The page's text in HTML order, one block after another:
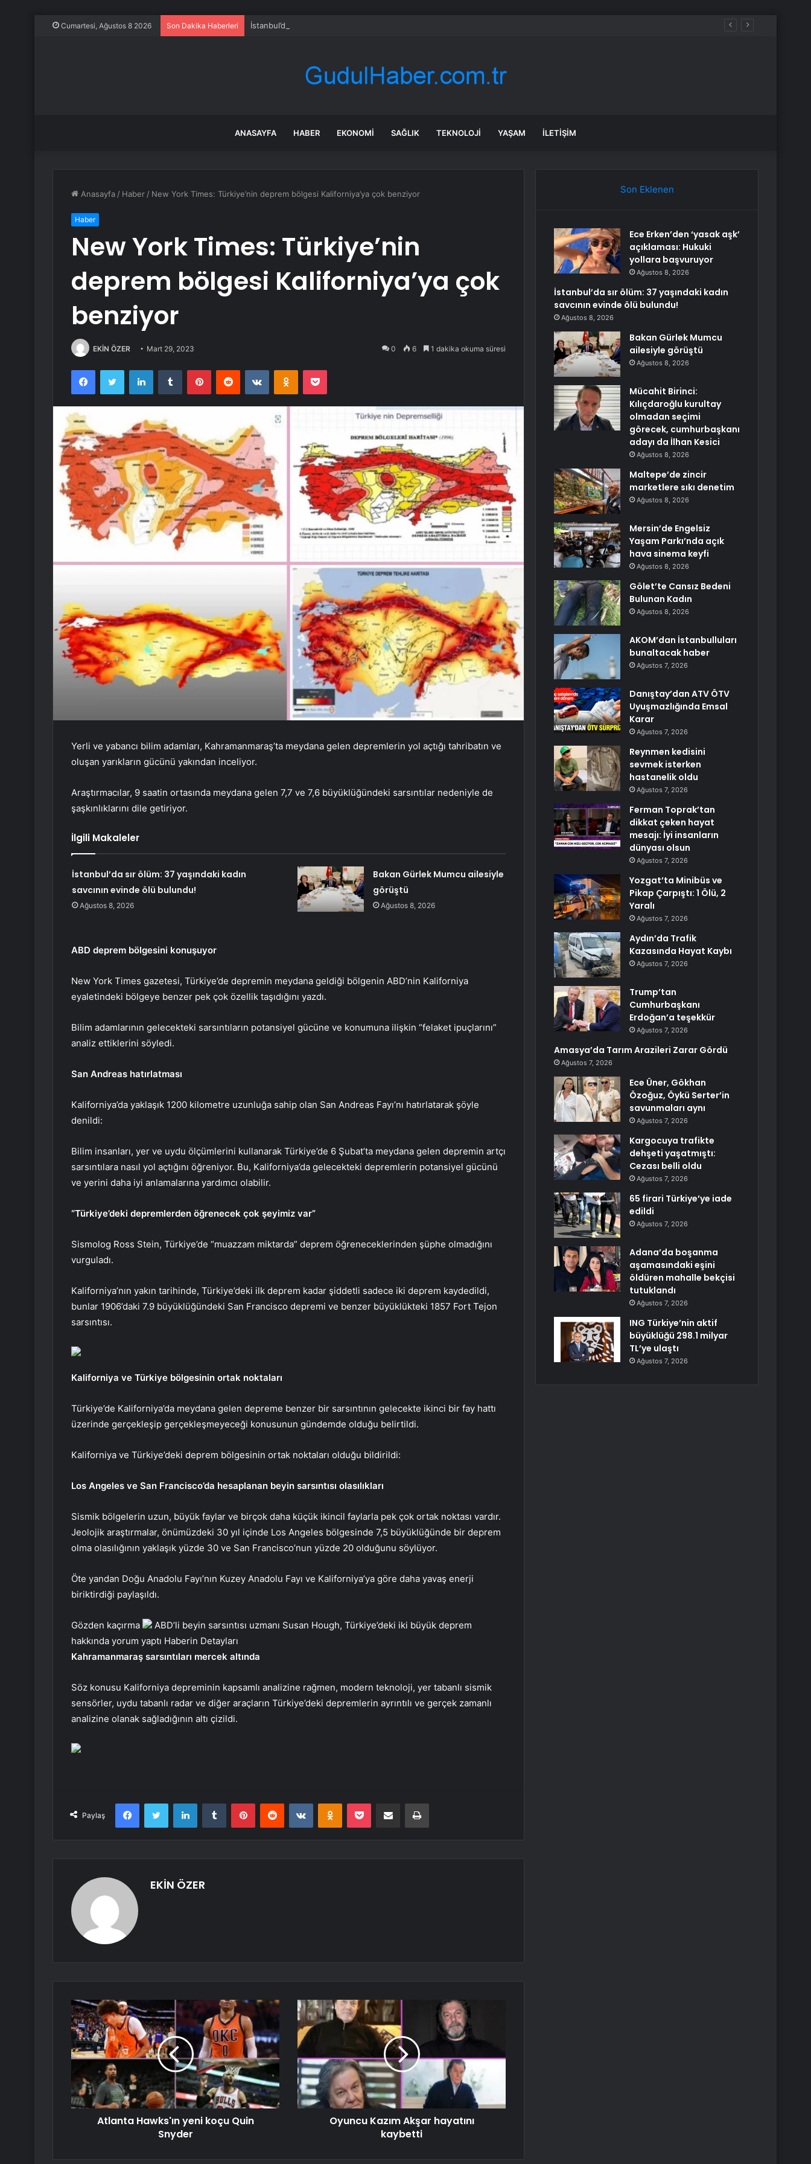
Cumartesi, Ağustos 8 2026 Son Dakika Haberleri İstanbul’da sır ölüm: 37 yaşındaki kadın savcının evinde ölü bulundu!
ANASAYFA HABER EKONOMI SAĞLIK TEKNOLOJI YAŞAM İLETIŞIM
Anasayfa / Haber / New York Times: Türkiye’nin deprem bölgesi Kaliforniya’ya çok benziyor
Haber
New York Times: Türkiye’nin
deprem bölgesi Kaliforniya’ya çok
benziyor
EKİN ÖZER Mart 29, 2023 0 6 1 dakika okuma süresi
FacebookTwitter LinkedInTumblr PinterestReddit VKontakteOdnoklassniki
Pocket
Yerli ve yabancı bilim adamları, Kahramanmaraş’ta meydana gelen depremlerin yol açtığı tahribatın ve
oluşan yarıkların gücünü yakından inceliyor.
Araştırmacılar, 9 saatin ortasında meydana gelen 7,7 ve 7,6 büyüklüğündeki sarsıntılar nedeniyle de
şaşkınlıklarını dile getiriyor.
İlgili Makaleler
İstanbul’da sır ölüm: 37 yaşındaki kadın
savcının evinde ölü bulundu!
Ağustos 8, 2026
Bakan Gürlek Mumcu ailesiyle
görüştü
Ağustos 8, 2026
ABD deprem bölgesini konuşuyor
New York Times gazetesi, Türkiye’de depremin meydana geldiği bölgenin ABD’nin Kaliforniya
eyaletindeki bölgeye benzer pek çok özellik taşıdığını yazdı.
Bilim adamlarının gelecekteki sarsıntıların potansiyel gücüne ve konumuna ilişkin “felaket ipuçlarını”
analiz ettiklerini söyledi.
San Andreas hatırlatması
Kaliforniya’da yaklaşık 1200 kilometre uzunluğa sahip olan San Andreas Fayı’nı hatırlatarak şöyle
denildi:
Bilim insanları, yer ve uydu ölçümlerini kullanarak Türkiye’de 6 Şubat’ta meydana gelen depremin artçı
sarsıntılara nasıl yol açtığını öğreniyor. Bu, Kaliforniya’da gelecekteki depremlerin potansiyel gücünü
ve yerini daha iyi anlamalarına yardımcı olabilir.
“Türkiye’deki depremlerden öğrenecek çok şeyimiz var”
Sismolog Ross Stein, Türkiye’de “muazzam miktarda” deprem öğreneceklerinden şüphe olmadığını
vurguladı.
Kaliforniya’nın yakın tarihinde, Türkiye’deki ilk deprem kadar şiddetli sadece iki deprem kaydedildi,
bunlar 1906’daki 7.9 büyüklüğündeki San Francisco depremi ve benzer büyüklükteki 1857 Fort Tejon
sarsıntısı.
Kaliforniya ve Türkiye bölgesinin ortak noktaları
Türkiye’de Kaliforniya’da meydana gelen depreme benzer bir sarsıntının gelecekte ikinci bir fay hattı
üzerinde gerçekleşip gerçekleşmeyeceği konusunun gündemde olduğu belirtildi.
Kaliforniya ve Türkiye’deki deprem bölgesinin ortak noktaları olduğu bildirildi:
Los Angeles ve San Francisco’da hesaplanan beyin sarsıntısı olasılıkları
Sismik bölgelerin uzun, büyük faylar ve birçok daha küçük ikincil faylarla pek çok ortak noktası vardır.
Jeolojik araştırmalar, önümüzdeki 30 yıl içinde Los Angeles bölgesinde 7,5 büyüklüğünde bir deprem
olma olasılığının yaklaşık yüzde 30 ve San Francisco’nun yüzde 20 olduğunu söylüyor.
Öte yandan Doğu Anadolu Fayı’nın Kuzey Anadolu Fayı ve Kaliforniya’ya göre daha yavaş enerji
biriktirdiği paylaşıldı.
Gözden kaçırma
ABD’li beyin sarsıntısı uzmanı Susan Hough, Türkiye’deki iki büyük deprem
hakkında yorum yaptı Haberin Detayları
Kahramanmaraş sarsıntıları mercek altında
Söz konusu Kaliforniya depreminin kapsamlı analizine rağmen, modern teknoloji, yer tabanlı sismik
sensörler, uydu tabanlı radar ve diğer araçların Türkiye’deki depremlerin ayrıntılı ve gerçek zamanlı
analizine olanak sağladığının altı çizildi.
Paylaş
FacebookTwitter LinkedInTumblr PinterestReddit VKontakteOdnoklassniki
Pocket E-Posta ile paylaş Yazdır
EKİN ÖZER
Atlanta Hawks'ın yeni koçu Quin
Snyder
Oyuncu Kazım Akşar hayatını
kaybetti
Son Eklenen
Ece Erken’den ‘yasak aşk’
açıklaması: Hukuki
yollara başvuruyor
Ağustos 8, 2026
İstanbul’da sır ölüm: 37 yaşındaki kadın
savcının evinde ölü bulundu!
Ağustos 8, 2026
Bakan Gürlek Mumcu
ailesiyle görüştü
Ağustos 8, 2026
Mücahit Birinci:
Kılıçdaroğlu kurultay
olmadan seçimi
görecek, cumhurbaşkanı
adayı da İlhan Kesici
Ağustos 8, 2026
Maltepe’de zincir
marketlere sıkı denetim
Ağustos 8, 2026
Mersin’de Engelsiz
Yaşam Parkı’nda açık
hava sinema keyfi
Ağustos 8, 2026
Gölet’te Cansız Bedeni
Bulunan Kadın
Ağustos 8, 2026
AKOM’dan İstanbulluları
bunaltacak haber
Ağustos 7, 2026
Danıştay’dan ATV ÖTV
Uyuşmazlığında Emsal
Karar
Ağustos 7, 2026
Reynmen kedisini
sevmek isterken
hastanelik oldu
Ağustos 7, 2026
Ferman Toprak’tan
dikkat çeken hayat
mesajı: İyi insanların
dünyası olsun
Ağustos 7, 2026
Yozgat’ta Minibüs ve
Pikap Çarpıştı: 1 Ölü, 2
Yaralı
Ağustos 7, 2026
Aydın’da Trafik
Kazasında Hayat Kaybı
Ağustos 7, 2026
Trump’tan
Cumhurbaşkanı
Erdoğan’a teşekkür
Ağustos 7, 2026
Amasya’da Tarım Arazileri Zarar Gördü
Ağustos 7, 2026
Ece Üner, Gökhan
Özoğuz, Öykü Serter’in
savunmaları aynı
Ağustos 7, 2026
Kargocuya trafikte
dehşeti yaşatmıştı:
Cezası belli oldu
Ağustos 7, 2026
65 firari Türkiye’ye iade
edildi
Ağustos 7, 2026
Adana’da boşanma
aşamasındaki eşini
öldüren mahalle bekçisi
tutuklandı
Ağustos 7, 2026
ING Türkiye’nin aktif
büyüklüğü 298.1 milyar
TL’ye ulaştı
Ağustos 7, 2026